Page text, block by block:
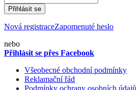
Přihlásit se
Nová registraceZapomenuté heslo
nebo
Přihlásit se přes Facebook
Všeobecné obchodní podmínky
Reklamační řád
Podmínky ochrany osobních údajů